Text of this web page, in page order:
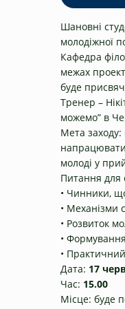
Шановні
молодіжної
Кафедра
межах
буде
Тренер –
можемо” в
Мета заходу:
напрацювати
молоді у
Питання для
• Чинники,
• Механізми
• Розвиток
•
• Практичний
Дата: 17
Час: 15.00
Місце: буде